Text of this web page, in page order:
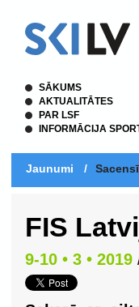
SĀKUMS
AKTUALITĀTES
PAR LSF
INFORMĀCIJA
Jaunumi /
FIS
9-10 • 3 • 2019